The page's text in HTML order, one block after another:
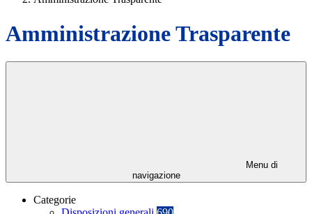
Amministrazione Trasparente
Menu di
navigazione
Categorie